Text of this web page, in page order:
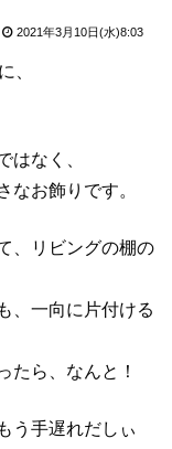
2021年3月10日(水)8:03
、
はなく、
なお飾りです。
、リビングの棚の
、一向に片付ける
たら、なんと！
う手遅れだしぃ